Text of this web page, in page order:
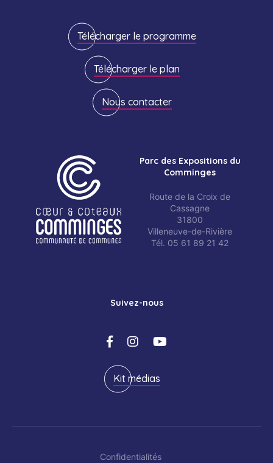
Télécharger le programme
Télécharger le plan
Nous contacter
Parc des Expositions du
Comminges
Route de la Croix de
Cassagne
31800
Villeneuve-de-Rivière
Tél. 05 61 89 21 42
Suivez-nous
Kit médias
Confidentialités